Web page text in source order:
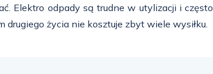
Elektro odpady są trudne w utylizacji i często
drugiego życia nie kosztuje zbyt wiele wysiłku.